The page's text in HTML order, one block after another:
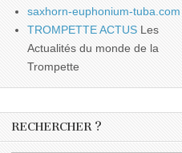
saxhorn-euphonium-tuba.com
TROMPETTE ACTUS Les
Actualités du monde de la
Trompette
RECHERCHER ?